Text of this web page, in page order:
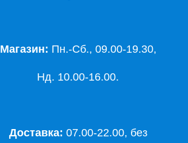
Магазин: Пн.-Сб., 09.00-19.30,
Нд. 10.00-16.00.
Доставка: 07.00-22.00, без